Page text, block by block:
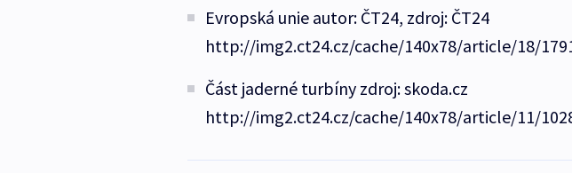
Evropská unie autor: ČT24, zdroj: ČT24
http://img2.ct24.cz/cache/140x78/article/18/
Část jaderné turbíny zdroj: skoda.cz
http://img2.ct24.cz/cache/140x78/article/11/